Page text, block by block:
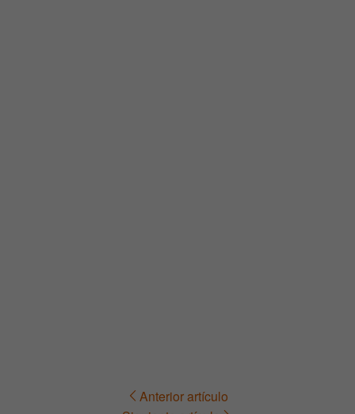
Navegación Anterior artículo